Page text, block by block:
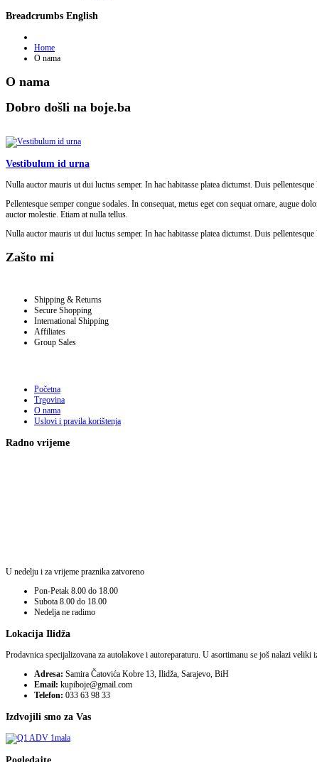
Breadcrumbs English
Home
O nama
O nama
Dobro došli na boje.ba
Vestibulum id urna
Nulla auctor mauris ut dui luctus semper. In hac habitasse platea dictumst. Duis
Pellentesque semper congue sodales. In consequat, metus eget con sequat ornare, augue
auctor molestie. Etiam at nulla tellus.
Nulla auctor mauris ut dui luctus semper. In hac habitasse platea dictumst. Duis
Zašto mi
Shipping & Returns
Secure Shopping
International Shipping
Affiliates
Group Sales
Početna
Trgovina
O nama
Uslovi i pravila korištenja
Radno vrijeme
U nedelju i za vrijeme praznika zatvoreno
Pon-Petak 8.00 do 18.00
Subota 8.00 do 18.00
Nedelja ne radimo
Lokacija Ilidža
Prodavnica specijalizovana za autolakove i autoreparaturu. U asortimanu se još nalazi veliki
Adresa: Samira Čatovića Kobre 13, Ilidža, Sarajevo, BiH
Email: kupiboje@gmail.com
Telefon: 033 63 98 33
Izdvojili smo za Vas